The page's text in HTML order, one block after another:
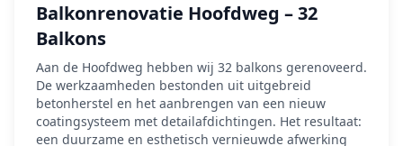
Balkonrenovatie Hoofdweg – 32
Balkons
Aan de Hoofdweg hebben wij 32 balkons gerenoveerd.
De werkzaamheden bestonden uit uitgebreid
betonherstel en het aanbrengen van een nieuw
coatingsysteem met detailafdichtingen. Het resultaat:
een duurzame en esthetisch vernieuwde afwerking